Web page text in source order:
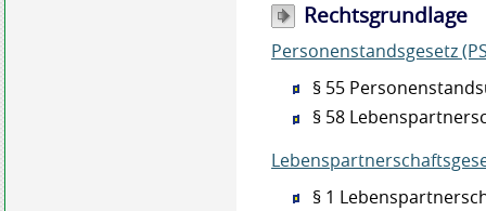
Rechtsgrundlage
Personenstandsgesetz
§ 55
§ 58
§ 1